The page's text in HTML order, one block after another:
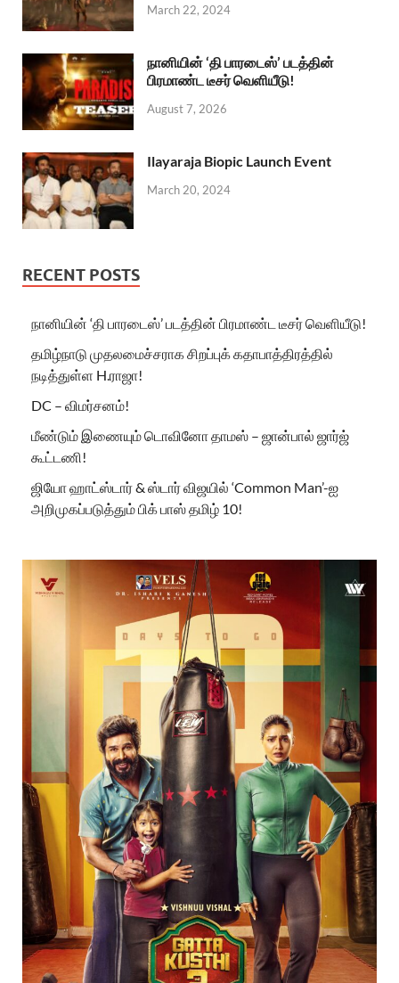
March 22, 2024
நானியின் ‘தி பாரடைஸ்’ படத்தின்
பிரமாண்ட டீசர் வெளியீடு!
August 7, 2026
Ilayaraja Biopic Launch Event
March 20, 2024
RECENT POSTS
நானியின் ‘தி பாரடைஸ்’ படத்தின் பிரமாண்ட டீசர் வெளியீடு!
தமிழ்நாடு முதலமைச்சராக சிறப்புக் கதாபாத்திரத்தில்
நடித்துள்ள H.ராஜா!
DC – விமர்சனம்!
மீண்டும் இணையும் டொவினோ தாமஸ் – ஜான்பால் ஜார்ஜ்
கூட்டணி!
ஜியோ ஹாட்ஸ்டார் & ஸ்டார் விஜயில் ‘Common Man’-ஐ
அறிமுகப்படுத்தும் பிக் பாஸ் தமிழ் 10!